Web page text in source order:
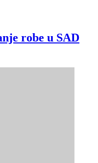
robe u SAD